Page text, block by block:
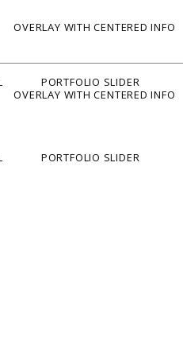
OVERLAY WITH CENTERED INFO
PORTFOLIO SLIDER
OVERLAY WITH CENTERED INFO
PORTFOLIO SLIDER